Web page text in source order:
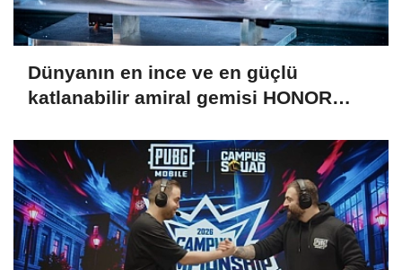
Dünyanın en ince ve en güçlü
katlanabilir amiral gemisi HONOR